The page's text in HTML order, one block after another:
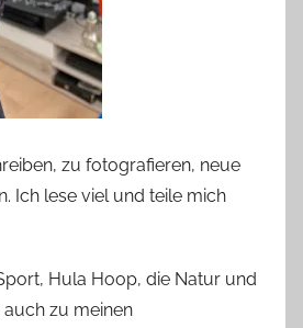
zu fotografieren, neue
Ich lese viel und teile mich
Hula Hoop, die Natur und
zu meinen